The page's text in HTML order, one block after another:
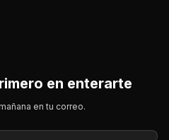
en enterarte
en tu correo.